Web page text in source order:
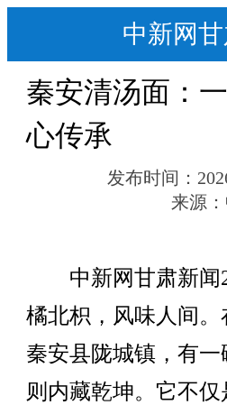
中新网
秦安清汤面：
心传承
发布时间：
来源：
中新网甘肃新闻2
橘北枳，风味人间
秦安县陇城镇，有
则内藏乾坤。它不